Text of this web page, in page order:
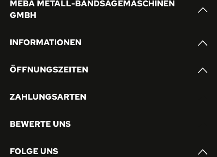
MEBA METALL-BANDSÄGEMASCHINEN
GMBH
INFORMATIONEN
ÖFFNUNGSZEITEN
ZAHLUNGSARTEN
BEWERTE UNS
FOLGE UNS